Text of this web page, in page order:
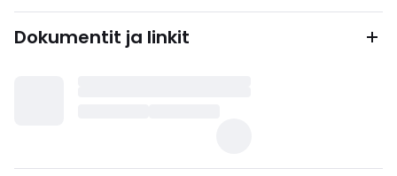
Dokumentit ja linkit